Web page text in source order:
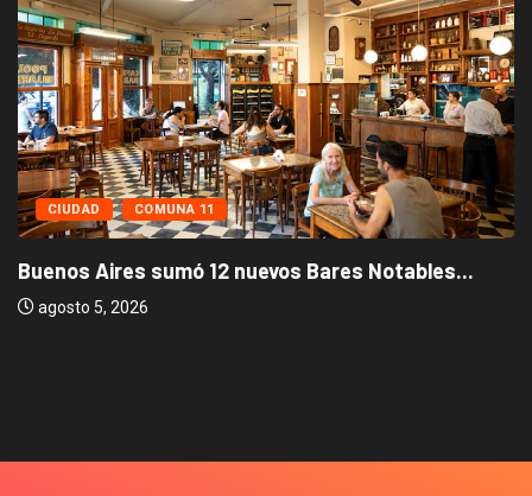
CIUDAD COMUNA 11
Buenos Aires sumó 12 nuevos Bares Notables...
agosto 5, 2026